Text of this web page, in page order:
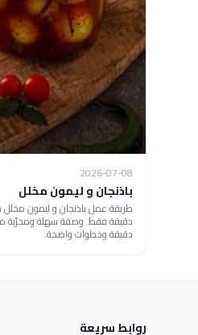
2026-07-08
باذنجان و ليمون مخلل
دقيقة وخطوات واضحة.
روابط سريعة